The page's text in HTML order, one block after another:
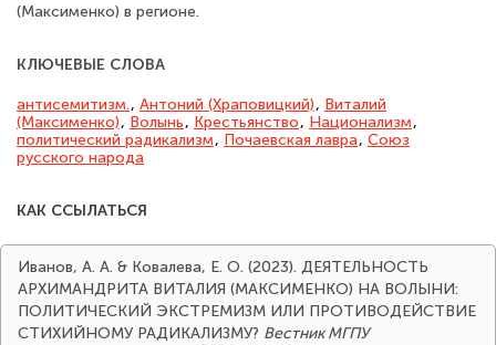
(Максименко) в регионе.
КЛЮЧЕВЫЕ СЛОВА
антисемитизм., Антоний (Храповицкий), Виталий
(Максименко), Волынь, Крестьянство, Национализм,
политический радикализм, Почаевская лавра, Союз
русского народа
КАК ССЫЛАТЬСЯ
Иванов, А. А. & Ковалева, Е. О. (2023). ДЕЯТЕЛЬНОСТЬ
АРХИМАНДРИТА ВИТАЛИЯ (МАКСИМЕНКО) НА ВОЛЫНИ:
ПОЛИТИЧЕСКИЙ ЭКСТРЕМИЗМ ИЛИ ПРОТИВОДЕЙСТВИЕ
СТИХИЙНОМУ РАДИКАЛИЗМУ? Вестник МГПУ